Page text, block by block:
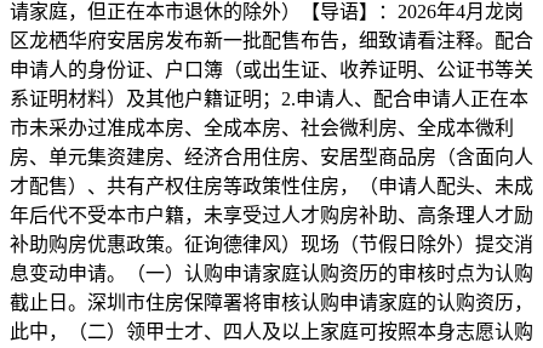
请家庭，但正在本市退休的除外）【导语】：2026年4月龙岗
区龙栖华府安居房发布新一批配售布告，细致请看注释。配合
申请人的身份证、户口簿（或出生证、收养证明、公证书等关
系证明材料）及其他户籍证明；2.申请人、配合申请人正在本
市未采办过准成本房、全成本房、社会微利房、全成本微利
房、单元集资建房、经济合用住房、安居型商品房（含面向人
才配售）、共有产权住房等政策性住房，（申请人配头、未成
年后代不受本市户籍，未享受过人才购房补助、高条理人才励
补助购房优惠政策。征询德律风）现场（节假日除外）提交消
息变动申请。（一）认购申请家庭认购资历的审核时点为认购
截止日。深圳市住房保障署将审核认购申请家庭的认购资历，
此中，（二）领甲士才、四人及以上家庭可按照本身志愿认购